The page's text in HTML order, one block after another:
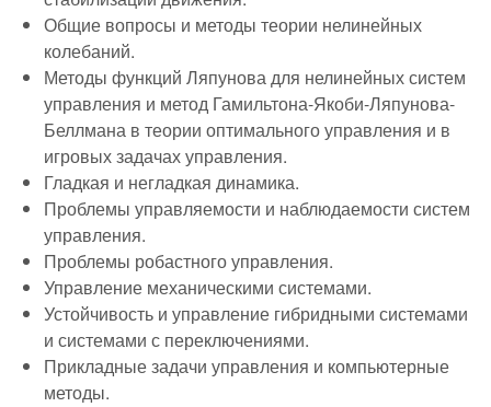
Общие вопросы и методы теории нелинейных
колебаний.
Методы функций Ляпунова для нелинейных систем
управления и метод Гамильтона-Якоби-Ляпунова-
Беллмана в теории оптимального управления и в
игровых задачах управления.
Гладкая и негладкая динамика.
Проблемы управляемости и наблюдаемости систем
управления.
Проблемы робастного управления.
Управление механическими системами.
Устойчивость и управление гибридными системами
и системами с переключениями.
Прикладные задачи управления и компьютерные
методы.